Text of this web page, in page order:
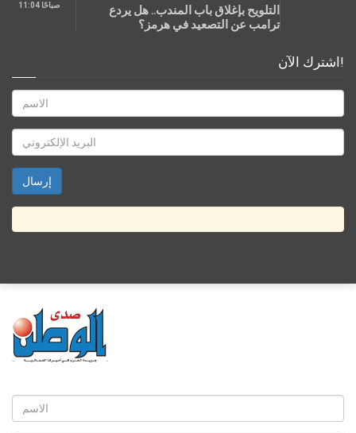
11:04 صباحًا
التلويح بإغلاق باب المندب.. هل يردع
ترامب عن التصعيد في هرمز؟
اشترك الآن!